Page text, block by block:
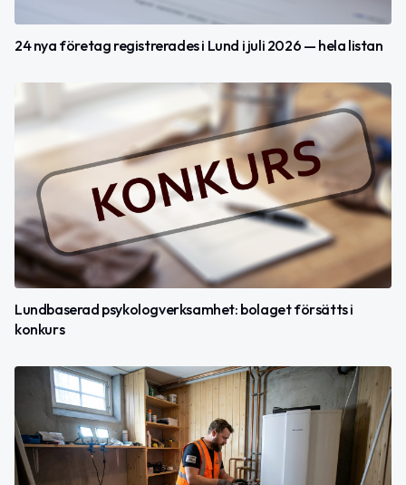
24 nya företag registrerades i Lund i juli 2026 — hela listan
Lundbaserad psykologverksamhet: bolaget försätts i
konkurs